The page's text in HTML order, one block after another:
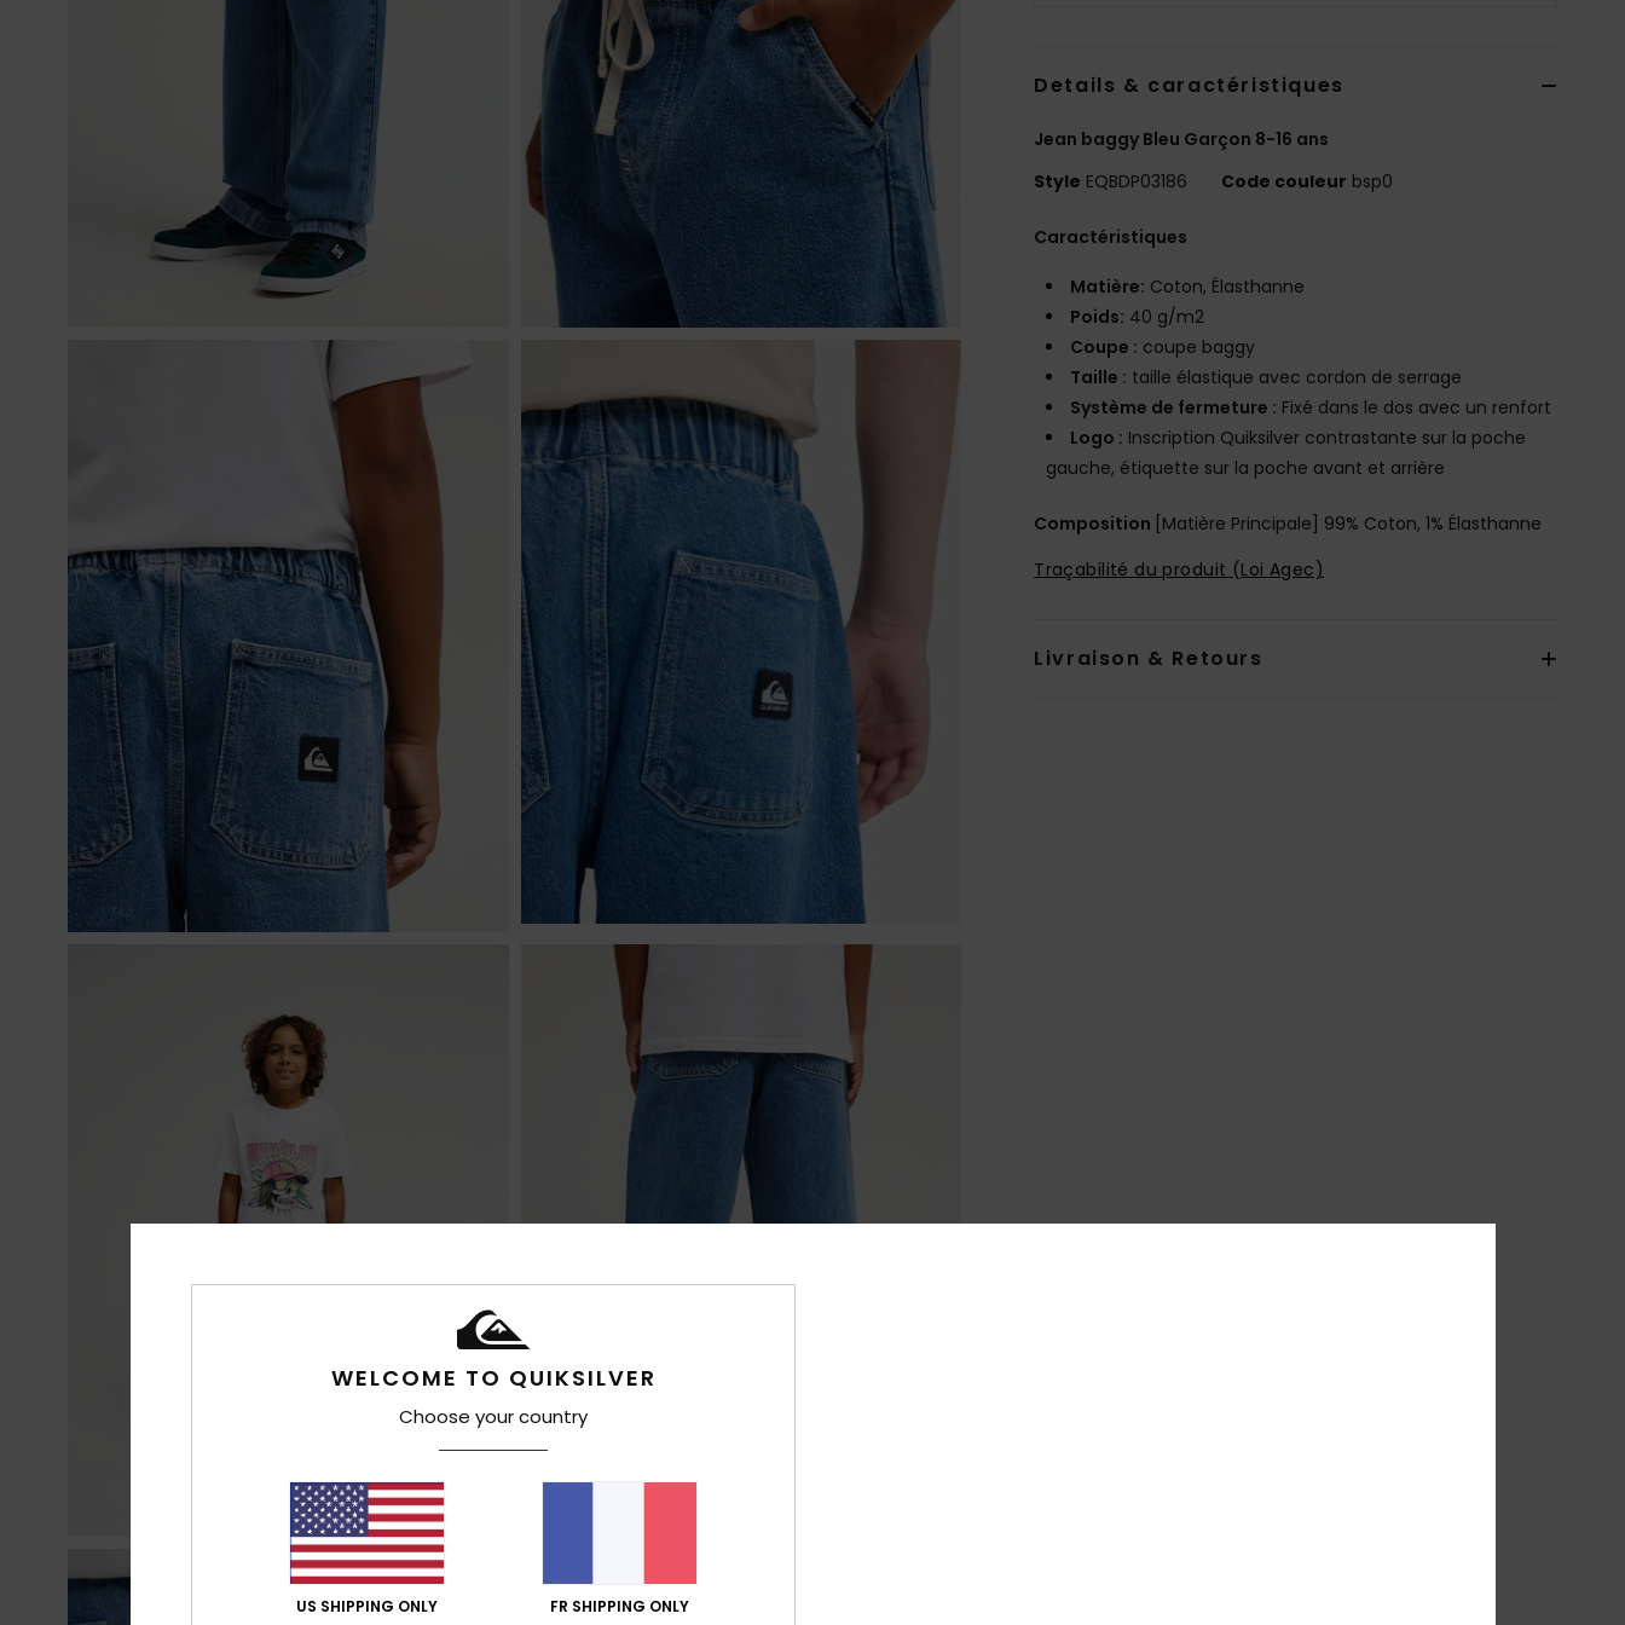
Details & caractéristiques
Jean baggy Bleu Garçon 8-16 ans
Style EQBDP03186 Code couleur bsp0
Caractéristiques
Matière: Coton, Élasthanne
Poids: 40 g/m2
Coupe : coupe baggy
Taille : taille élastique avec cordon de serrage
Système de fermeture : Fixé dans le dos avec un renfort
Logo : Inscription Quiksilver contrastante sur la poche
gauche, étiquette sur la poche avant et arrière
Composition [Matière Principale] 99% Coton, 1% Élasthanne
Traçabilité du produit (Loi Agec)
Livraison & Retours
WELCOME TO QUIKSILVER
Choose your country
US SHIPPING ONLY FR SHIPPING ONLY